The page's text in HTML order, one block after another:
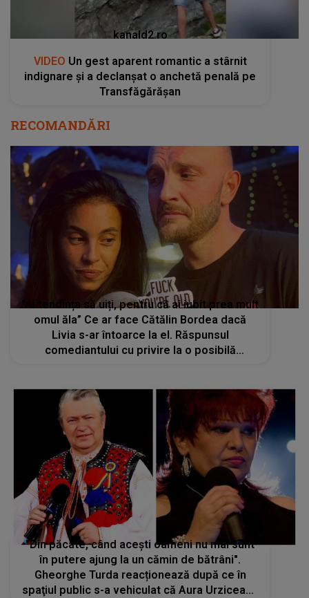
kanald2.ro
VIDEO Un gest aparent romantic a stârnit
indignare și a declanșat o anchetă penală pe
Transfăgărășan
RECOMANDĂRI
”Ai tendința să uiți, pentru că ai iubit prea mult
omul ăla” Ce ar face Cătălin Bordea dacă
Livia s-ar întoarce la el. Răspunsul
comediantului cu privire la o posibilă
"Din păcate, când acești oameni nu mai sunt
în putere ajung la un cămin de bătrâni".
Gheorghe Turda reacționează după ce în
spaţiul public s-a vehiculat că Aura Urziceanu